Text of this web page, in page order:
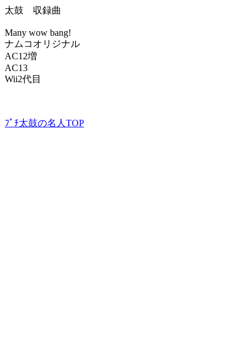
太鼓 収録曲
Many wow bang!
ナムコオリジナル
AC12増
AC13
Wii2代目
ﾌﾟﾁ太鼓の名人TOP